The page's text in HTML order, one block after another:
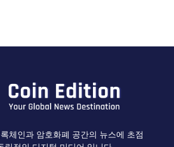
체인과 암호화폐 공간의 뉴스에 초점